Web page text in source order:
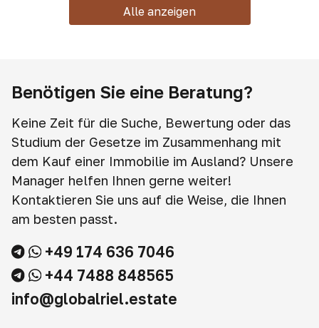
Alle anzeigen
Benötigen Sie eine Beratung?
Keine Zeit für die Suche, Bewertung oder das
Studium der Gesetze im Zusammenhang mit
dem Kauf einer Immobilie im Ausland? Unsere
Manager helfen Ihnen gerne weiter!
Kontaktieren Sie uns auf die Weise, die Ihnen
am besten passt.
+49 174 636 7046
+44 7488 848565
info@globalriel.estate